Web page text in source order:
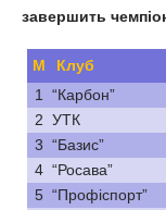
завершить
М Клуб
1 “Карбон”
2 УТК
3 “Базис”
4 “Росава”
5 “Профіспорт”